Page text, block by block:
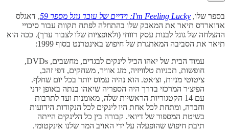
בספר שלו, I'm Feeling Lucky: וידיים של עובד גוגל מספר 59
, דאגלס
אדוארדס תיאר את המאבק שלו בהתחלה לפתח תקוות עבור סיכויי
ההצלחה של גוגל לבנות עסק רווחי (ולאופציות שלו לצבור ערך). ככה הוא
תיאר את הסביבה המאתגרת של חיפוש באינטרנט בסוף 1999:
עמוד הבית של יאהו הכיל לינקים לבגדים, מחשבים, DVDs,
חופשות, תכניות טלוויזיה, מזג אוויר, משחקים, דפי זהב,
ציטוטי מניות, וצ׳אט. הוא נהיה עמוס יותר בכל יום שחלף.
הפיצ׳ר המרכזי בדרך היה הספריה שיאהו בנתה באופן ידני
עם 14 הקטגוריות הראשיות שלה, מאומנות ועד לתרבות
וחברה, ומתחת לכל אחת היו לינקים לכל הנקודות הידועות
בשיטת המספור של דיואי. קבורה בין כל הלינקים הייתה
תיבת חיפוש שהופעלה על ידי האויב המר שלנו אינקטומי.